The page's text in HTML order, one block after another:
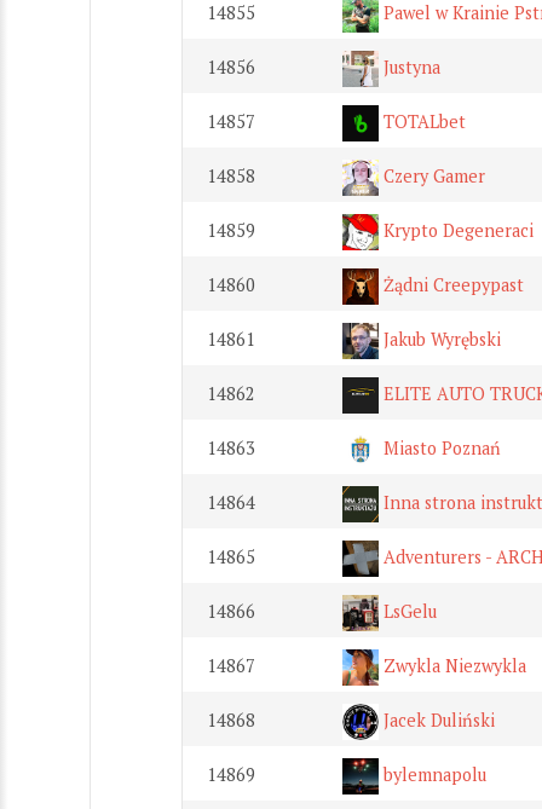
14855 Pawel w Krainie
14856 Justyna
14857 TOTALbet
14858 Czery Gamer
14859 Krypto Degeneraci
14860 Żądni Creepypast
14861 Jakub Wyrębski
14862 ELITE AUTO
14863 Miasto Poznań
14864 Inna strona
14865 Adventurers -
14866 LsGelu
14867 Zwykla Niezwykla
14868 Jacek Duliński
14869 bylemnapolu